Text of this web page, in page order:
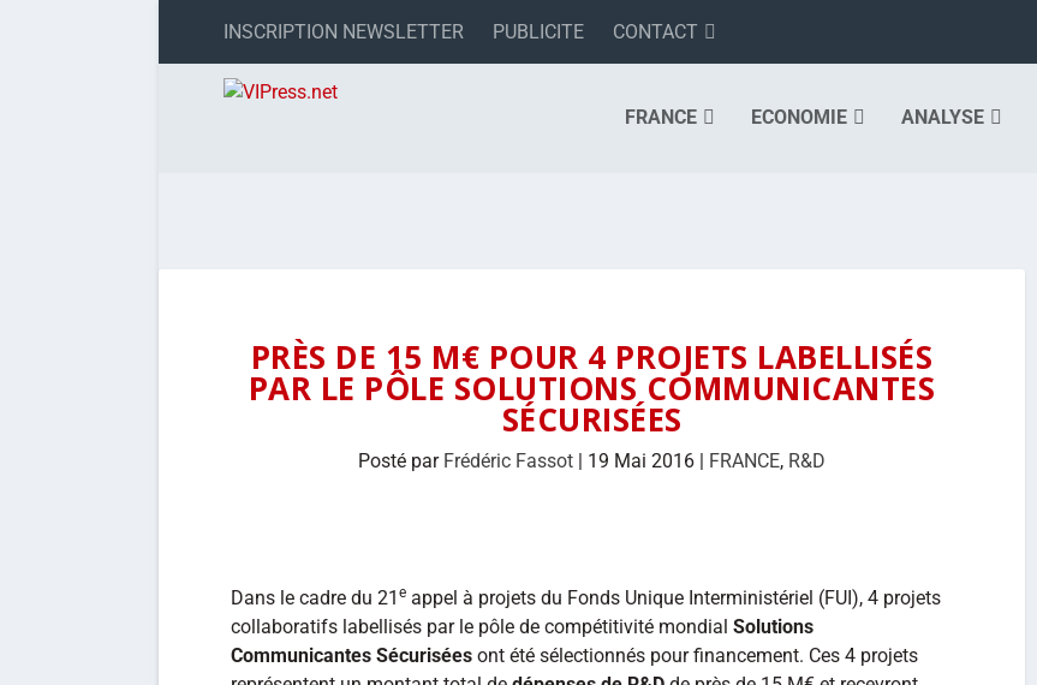
INSCRIPTION NEWSLETTER PUBLICITE CONTACT
FRANCE ECONOMIE ANALYSE
PRÈS DE 15 M€ POUR 4 PROJETS LABELLISÉS
PAR LE PÔLE SOLUTIONS COMMUNICANTES
SÉCURISÉES
Posté par Frédéric Fassot | 19 Mai 2016 | FRANCE, R&D
Dans le cadre du 21 e appel à projets du Fonds Unique Interministériel (FUI), 4 projets
collaboratifs labellisés par le pôle de compétitivité mondial Solutions
Communicantes Sécurisées ont été sélectionnés pour financement. Ces 4 projets